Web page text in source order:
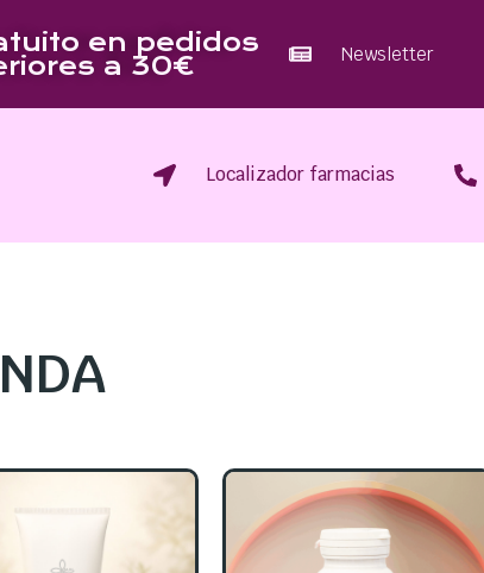
en pedidos
a 30€ Newsletter
Localizador farmacias